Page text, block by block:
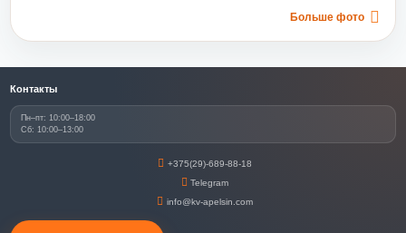
Больше фото
Контакты
+375(29)-689-88-18
Telegram
info@kv-apelsin.com
Пн–пт: 10:00–18:00
Сб: 10:00–13:00